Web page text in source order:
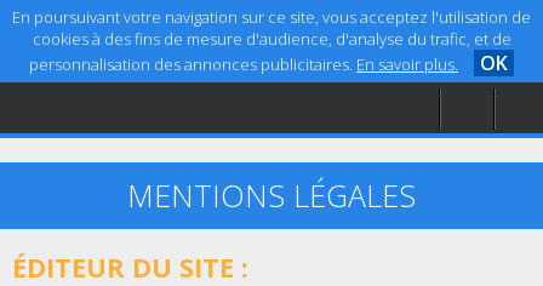
En poursuivant votre navigation sur ce site, vous acceptez l'utilisation de
cookies à des fins de mesure d'audience, d'analyse du trafic, et de
personnalisation des annonces publicitaires. En savoir plus. OK
Accueil
Aide
MENTIONS LÉGALES
ÉDITEUR DU SITE :